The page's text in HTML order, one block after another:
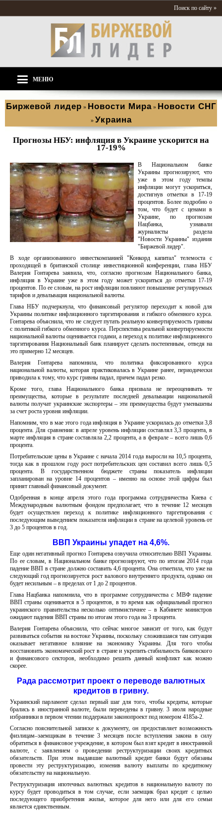
Поиск по сайту »
МЕНЮ
Биржевой лидер » Новости Мира » Новости СНГ
» Украина
Прогнозы НБУ: инфляция в Украине ускорится на
17-19%
В Национальном банке
Украины прогнозируют, что
уже в этом году темпы
инфляции могут ускориться,
достигнув отметки в 17-19
процентов. Более подробно о
том, что будет с ценами в
Украине, по прогнозам
Нацбанка, узнавали
журналисты раздела
"Новости Украины" издания
"Биржевой лидер".
В ходе организованного инвесткомпанией "Конкорд капитал" телемоста с
проходящей в британской столице инвестиционной конференции, глава НБУ
Валерия Гонтарева заявила, что, согласно прогнозам Национального банка,
инфляция в Украине уже в этом году может ускориться до отметки 17-19
процентов. По ее словам, на рост инфляции повлияют повышение регулируемых
тарифов и девальвация национальной валюты.
Глава НБУ подчеркнула, что финансовый регулятор переходит к новой для
Украины политике инфляционного таргитирования и гибкого обменного курса.
Гонтарева объяснила, что не следует путать реальную конвертируемость гривны
с политикой гибкого обменного курса. Перспектива реальной конвертируемости
национальной валюты оценивается годами, а переход к политике инфляционного
таргитирования Национальный банк планирует сделать постепенным, отведя на
это примерно 12 месяцев.
Валерия Гонтарева напомнила, что политика фиксированного курса
национальной валюты, которая практиковалась в Украине ранее, периодически
приводила к тому, что курс гривны падал, причем падал резко.
Кроме того, глава Национального банка призвала не переоценивать те
преимущества, которые в результате последней девальвации национальной
валюты получат украинские экспортеры – эти преимущества будут уменьшены
за счет роста уровня инфляции.
Напомним, что в мае этого года инфляция в Украине ускорилась до отметки 3,8
процента. Для сравнения: в апреле уровень инфляции составлял 3,3 процента, в
марте инфляция в стране составляла 2,2 процента, а в феврале – всего лишь 0,6
процента.
Потребительские цены в Украине с начала 2014 года выросли на 10,5 процента,
тогда как в прошлом году рост потребительских цен составил всего лишь 0,5
процента. В государственном бюджете страны показатель инфляции
запланирован на уровне 14 процентов – именно на основе этой цифры был
принят главный финансовый документ.
Одобренная в конце апреля этого года программа сотрудничества Киева с
Международным валютным фондом предполагает, что в течение 12 месяцев
будет осуществлен переход к политике инфляционного таргетирования с
последующим выведением показателя инфляции в стране на целевой уровень от
3 до 5 процентов в год.
ВВП Украины упадет на 4,6%.
Еще один негативный прогноз Гонтарева озвучила относительно ВВП Украины.
По ее словам, в Национальном банке прогнозируют, что по итогам 2014 года
падение ВВП в стране должно составить 4,6 процента. Она отметила, что уже на
следующий год прогнозируется рост валового внутреннего продукта, однако он
будет несильным – в пределах от 1 до 2 процентов.
Глава Нацбанка напомнила, что в программе сотрудничества с МВФ падение
ВВП страны оценивается в 5 процентов, в то время как официальный прогноз
украинского правительства несколько оптимистичнее – в Кабинете министров
ожидают падения ВВП страны по итогам этого года на 3 процента.
Валерия Гонтарева объяснила, что сейчас многое зависит от того, как будут
развиваться события на востоке Украины, поскольку сложившаяся там ситуация
оказывает негативное влияние на экономику Украины. Для того чтобы
восстановить экономический рост в стране и укрепить стабильность банковского
и финансового секторов, необходимо решить данный конфликт как можно
скорее.
Рада рассмотрит проект о переводе валютных
кредитов в гривну.
Украинский парламент сделал первый шаг для того, чтобы кредиты, которые
брались в иностранной валюте, были переведены в гривну. 3 июля народные
избранники в первом чтении поддержали законопроект под номером 4185а-2.
Согласно пояснительной записке к документу, он предоставляет возможность
физлицам–заемщикам в течение 3 месяцев после вступления закона в силу
обратиться в финансовое учреждение, в котором был взят кредит в иностранной
валюте, с заявлением о проведении реструктуризации своих кредитных
обязательств. При этом выдавшие валютный кредит банки будут обязаны
провести эту реструктуризацию, изменив валюту выплаты по кредитному
обязательству на национальную.
Реструктуризация ипотечных валютных кредитов в национальную валюту по
курсу будет проводиться в том случае, если заемщик брал кредит с целью
последующего приобретения жилья, которое для него или для его семьи
является единственным.